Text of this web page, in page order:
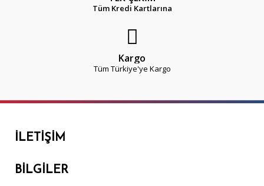
Tüm Kredi Kartlarına
Kargo
Tüm Türkiye'ye Kargo
İLETIŞIM
BILGILER